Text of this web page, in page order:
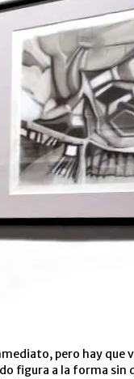
pero hay
figura a la forma